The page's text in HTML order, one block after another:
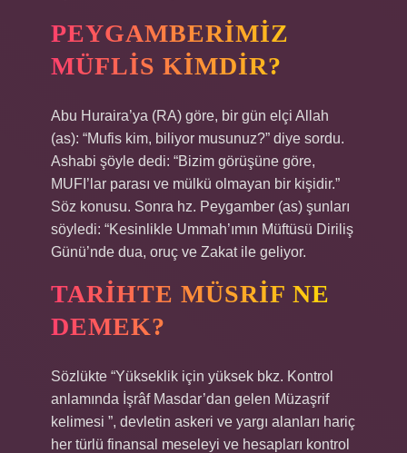
PEYGAMBERIMIZ
MÜFLIS KIMDIR?
Abu Huraira’ya (RA) göre, bir gün elçi Allah
(as): “Mufis kim, biliyor musunuz?” diye sordu.
Ashabi şöyle dedi: “Bizim görüşüne göre,
MUFI’lar parası ve mülkü olmayan bir kişidir.”
Söz konusu. Sonra hz. Peygamber (as) şunları
söyledi: “Kesinlikle Ummah’ımın Müftüsü Diriliş
Günü’nde dua, oruç ve Zakat ile geliyor.
TARIHTE MÜSRIF NE
DEMEK?
Sözlükte “Yükseklik için yüksek bkz. Kontrol
anlamında İşrâf Masdar’dan gelen Müzaşrif
kelimesi ”, devletin askeri ve yargı alanları hariç
her türlü finansal meseleyi ve hesapları kontrol